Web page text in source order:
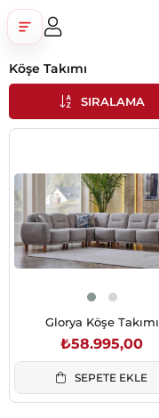
Üye Girişi
Köşe Takımı
SIRALAMA
Glorya Köşe Takımı
₺58.995,00
SEPETE EKLE